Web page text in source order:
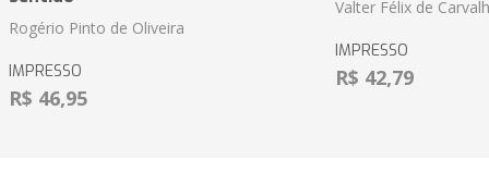
Rogério Pinto de Oliveira
IMPRESSO
R$ 46,95
Valter Félix de
IMPRESSO
R$ 42,79